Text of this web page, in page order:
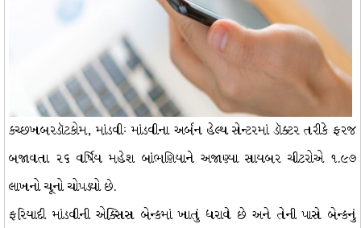
કચ્છખબરડૉટકોમ, માંડવીઃ માંડવીના અર્બન હેલ્થ સેન્ટરમાં ડૉક્ટર તરીકે ફરજ
બજાવતા ૨૬ વર્ષિય મહેશ બાંભણિયાને અજાણ્યા સાયબર ચીટરોએ ૧.૯૭
લાખનો ચૂનો ચોપડ્યો છે.
ફરિયાદી માંડવીની એક્સિસ બેન્કમાં ખાતું ધરાવે છે અને તેની પાસે બેન્કનું